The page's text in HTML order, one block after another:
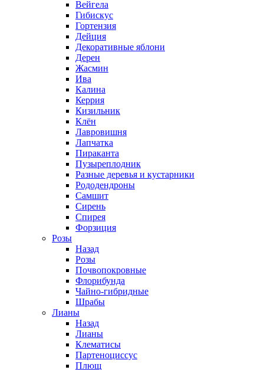
Вейгела
Гибискус
Гортензия
Дейция
Декоративные яблони
Дерен
Жасмин
Ива
Калина
Керрия
Кизильник
Клён
Лавровишня
Лапчатка
Пираканта
Пузыреплодник
Разные деревья и кустарники
Рододендроны
Самшит
Сирень
Спирея
Форзиция
Розы
Назад
Розы
Почвопокровные
Флорибунда
Чайно-гибридные
Шрабы
Лианы
Назад
Лианы
Клематисы
Партеноциссус
Плющ